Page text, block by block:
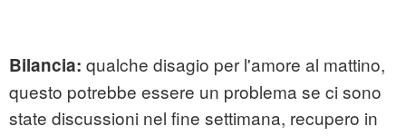
Bilancia: qualche disagio per l'amore al mattino,
questo potrebbe essere un problema se ci sono
state discussioni nel fine settimana, recupero in